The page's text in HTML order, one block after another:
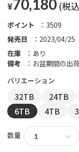
¥70,180
発売日 2023/04/25
ポイント 3509
在庫
あり
備考
お盆期間の出
32TB 24TB
6TB
4TB
数量